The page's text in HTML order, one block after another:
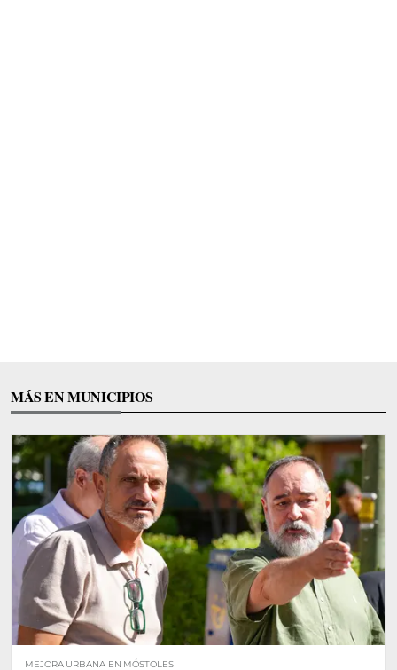
MÁS EN MUNICIPIOS
MEJORA URBANA EN MÓSTOLES